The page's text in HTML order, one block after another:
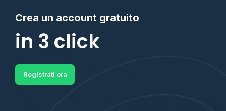
Crea un account gratuito
in 3 click
Registrati ora